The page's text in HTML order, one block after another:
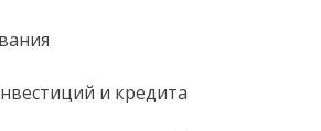
и кредита